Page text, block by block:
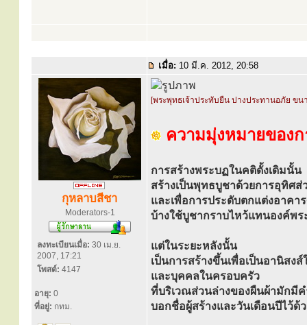
เมื่อ: 10 มี.ค. 2012, 20:58
กุหลาบสีชา
Moderators-1
ลงทะเบียนเมื่อ: 30 เม.ย.
2007, 17:21
โพสต์: 4147
อายุ: 0
ที่อยู่: กทม.
[พระพุทธเจ้าประทับยืน ปางประทานอภัย ข
ความมุ่งหมายของก
การสร้างพระบฏในคติดั้งเดิมนั้น
สร้างเป็นพุทธบูชาด้วยการอุทิศ
และเพื่อการประดับตกแต่งอาคา
บ้างใช้บูชากราบไหว้แทนองค์พร
แต่ในระยะหลังนั้น
เป็นการสร้างขึ้นเพื่อเป็นอานิสงส์
และบุคคลในครอบครัว
ที่บริเวณส่วนล่างของผืนผ้ามักมี
บอกชื่อผู้สร้างและวันเดือนปีไว้ด้